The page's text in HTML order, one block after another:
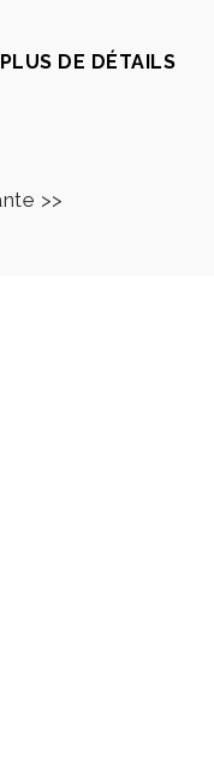
PLUS DE DÉTAILS
>>